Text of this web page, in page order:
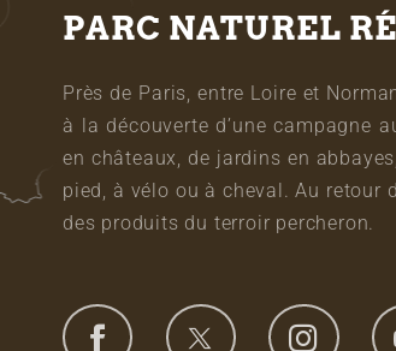
PARC NATUREL
Près de Paris, entre Loire et
à la découverte d’une campagne
en châteaux, de jardins en
pied, à vélo ou à cheval. Au retour
des produits du terroir percheron.